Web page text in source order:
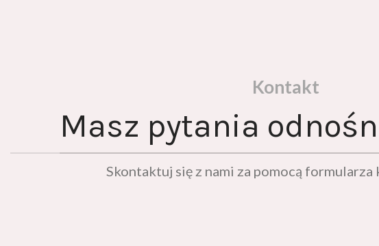
Kontakt
Masz pytania
Skontaktuj się z nami za pomocą